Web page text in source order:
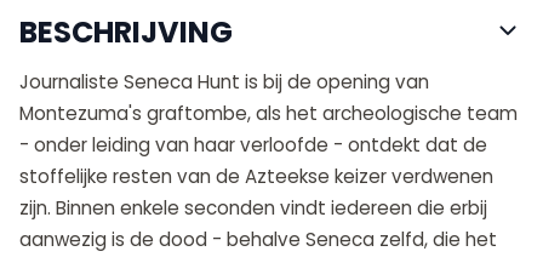
BESCHRIJVING
Journaliste Seneca Hunt is bij de opening van
Montezuma's graftombe, als het archeologische team
- onder leiding van haar verloofde - ontdekt dat de
stoffelijke resten van de Azteekse keizer verdwenen
zijn. Binnen enkele seconden vindt iedereen die erbij
aanwezig is de dood - behalve Seneca zelfd, die het